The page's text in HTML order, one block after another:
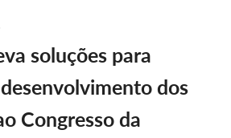
soluções para
dos
Congresso da